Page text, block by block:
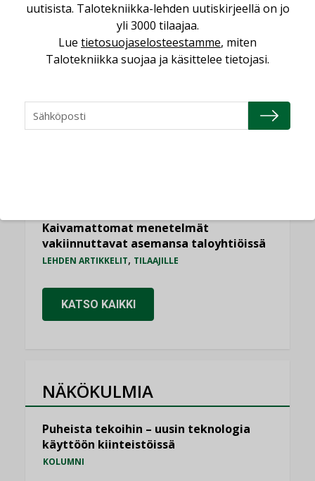
Jarno Hacklin Cervin yrityskaupasta:
”Asiakkaat hakevat kumppaneita, jotka
yhdistävät useita teknisiä osaamisalueita
saman katon alle”
Sähköistyminen kasvaa voimakkaasti:
”Tulevat kilpailuedut syntyvät, kun
erilliset teknologiat tuodaan yhteen”
Kaivamattomat menetelmät
vakiinnuttavat asemansa taloyhtiöissä
LEHDEN ARTIKKELIT, TILAAJILLE
KATSO KAIKKI
NÄKÖKULMIA
Puheista tekoihin – uusin teknologia
käyttöön kiinteistöissä
KOLUMNI
uutisista. Talotekniikka-lehden uutiskirjeellä on jo
yli 3000 tilaajaa.
Lue tietosuojaselosteestamme, miten
Talotekniikka suojaa ja käsittelee tietojasi.